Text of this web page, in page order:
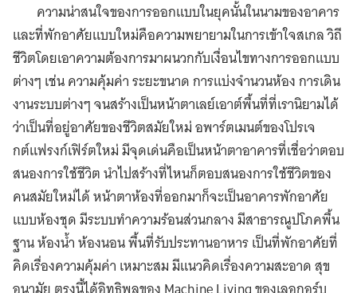
ความน่าสนใจของการออกแบบในยุคนั้นในนามของอาคาร
และที่พักอาศัยแบบใหม่คือความพยายามในการเข้าใจสเกล วิถี
ชีวิตโดยเอาความต้องการมาผนวกกับเงื่อนไขทางการออกแบบ
ต่างๆ เช่น ความคุ้มค่า ระยะขนาด การแบ่งจำนวนห้อง การเดิน
งานระบบต่างๆ จนสร้างเป็นหน้าตาเลย์เอาต์พื้นที่ที่เรานิยามได้
ว่าเป็นที่อยู่อาศัยของชีวิตสมัยใหม่ อพาร์ตเมนต์ของโปรเจ
กต์แฟรงก์เฟิร์ตใหม่ มีจุดเด่นคือเป็นหน้าตาอาคารที่เชื่อว่าตอบ
สนองการใช้ชีวิต นำไปสร้างที่ไหนก็ตอบสนองการใช้ชีวิตของ
คนสมัยใหม่ได้ หน้าตาห้องที่ออกมาก็จะเป็นอาคารพักอาศัย
แบบห้องชุด มีระบบทำความร้อนส่วนกลาง มีสาธารณูปโภคพื้น
ฐาน ห้องน้ำ ห้องนอน พื้นที่รับประทานอาหาร เป็นที่พักอาศัยที่
คิดเรื่องความคุ้มค่า เหมาะสม มีแนวคิดเรื่องความสะอาด สุข